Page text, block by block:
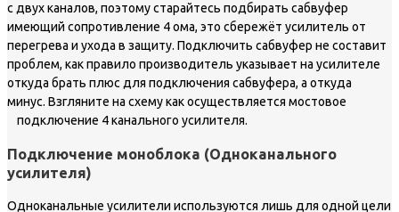
с двух каналов, поэтому старайтесь подбирать сабвуфер
имеющий сопротивление 4 ома, это сбережёт усилитель от
перегрева и ухода в защиту. Подключить сабвуфер не составит
проблем, как правило производитель указывает на усилителе
откуда брать плюс для подключения сабвуфера, а откуда
минус. Взгляните на схему как осуществляется мостовое
подключение 4 канального усилителя.
Подключение моноблока (Одноканального
усилителя)
Одноканальные усилители используются лишь для одной цели